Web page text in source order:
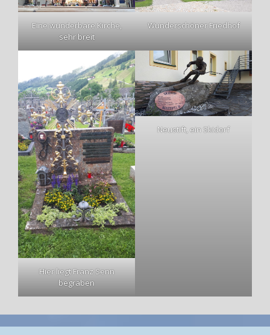
Eine wunderbare Kirche,
sehr breit
Wunderschöner Friedhof
Hier liegt Franz Senn
begraben
Neustift, ein Skidorf